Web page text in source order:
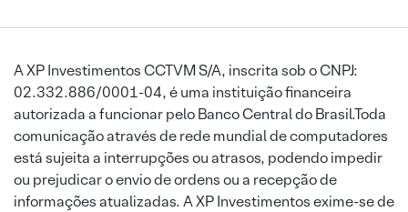
A XP Investimentos CCTVM S/A, inscrita sob o CNPJ:
02.332.886/0001-04, é uma instituição financeira
autorizada a funcionar pelo Banco Central do Brasil.Toda
comunicação através de rede mundial de computadores
está sujeita a interrupções ou atrasos, podendo impedir
ou prejudicar o envio de ordens ou a recepção de
informações atualizadas. A XP Investimentos exime-se de